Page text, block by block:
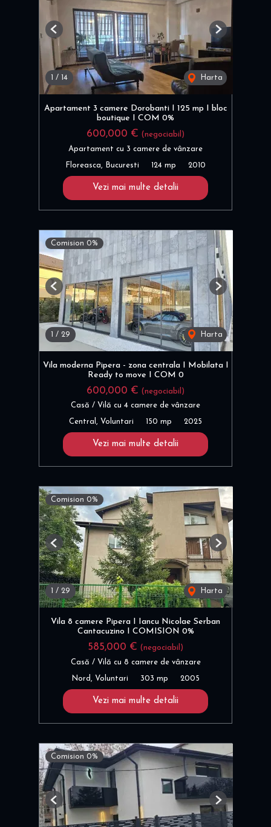
1 / 14 Harta
Previous Next
Apartament 3 camere Dorobanti I 125 mp I bloc
boutique I COM 0%
600,000 € (negociabil)
Apartament cu 3 camere de vânzare
Floreasca, Bucuresti 124 mp 2010
Vezi mai multe detalii
Comision 0%
1 / 29 Harta
Previous Next
Vila moderna Pipera - zona centrala I Mobilata I
Ready to move I COM 0
600,000 € (negociabil)
Casă / Vilă cu 4 camere de vânzare
Central, Voluntari 150 mp 2025
Vezi mai multe detalii
Comision 0%
/ 29 Harta
Previous Next
Vila 8 camere Pipera I Iancu Nicolae Serban
Cantacuzino I COMISION 0%
585,000 € (negociabil)
Casă / Vilă cu 8 camere de vânzare
Nord, Voluntari 303 mp 2005
Vezi mai multe detalii
Comision 0%
Previous Next